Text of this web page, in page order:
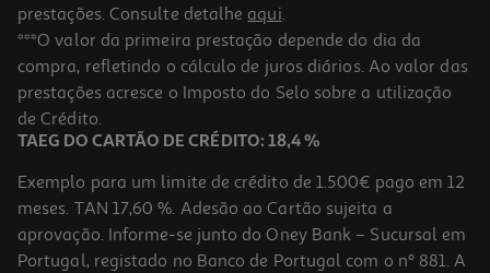
5.0
Sabonete Sólido Naturals Hidratante Leite De Amêndoas
Palmolive 4x90gr
9.97 €/Kg
3,59 €
prestações. Consulte detalhe aqui.
***O valor da primeira prestação depende do dia da
compra, refletindo o cálculo de juros diários. Ao valor das
prestações acresce o Imposto do Selo sobre a utilização
de Crédito.
TAEG DO CARTÃO DE CRÉDITO: 18,4 %
Exemplo para um limite de crédito de 1.500€ pago em 12
meses. TAN 17,60 %. Adesão ao Cartão sujeita a
aprovação. Informe-se junto do Oney Bank – Sucursal em
Portugal, registado no Banco de Portugal com o nº 881. A